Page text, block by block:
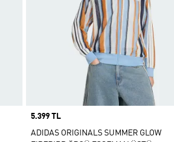
Price
5.399 TL
ADIDAS ORIGINALS SUMMER GLOW